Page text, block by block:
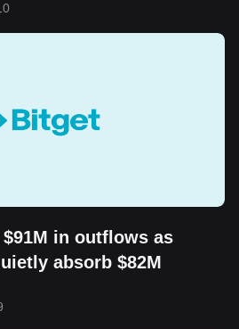
in outflows as
absorb $82M